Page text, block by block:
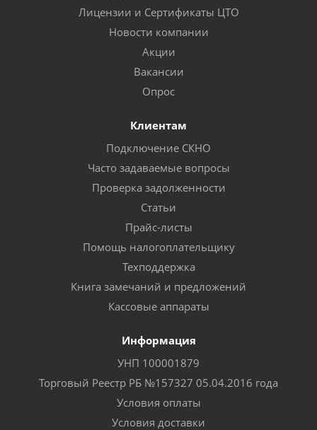
Лицензии и Сертификаты ЦТО
Новости компании
Акции
Вакансии
Опрос
Клиентам
Подключение СКНО
Часто задаваемые вопросы
Проверка задолженности
Статьи
Прайс-листы
Помощь налогоплательщику
Техподдержка
Книга замечаний и предложений
Кассовые аппараты
Информация
УНП 100001879
Торговый Реестр РБ №157327 05.04.2016 года
Условия оплаты
Условия доставки